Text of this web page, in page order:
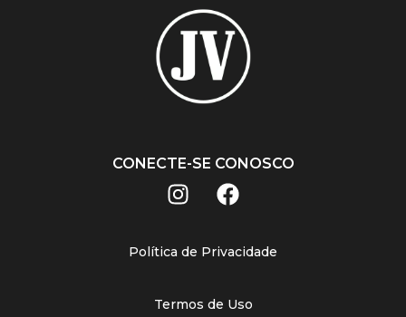
CONECTE-SE CONOSCO
Política de Privacidade
Termos de Uso